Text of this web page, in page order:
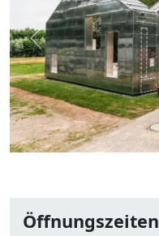
Zurück
Öffnungszeiten